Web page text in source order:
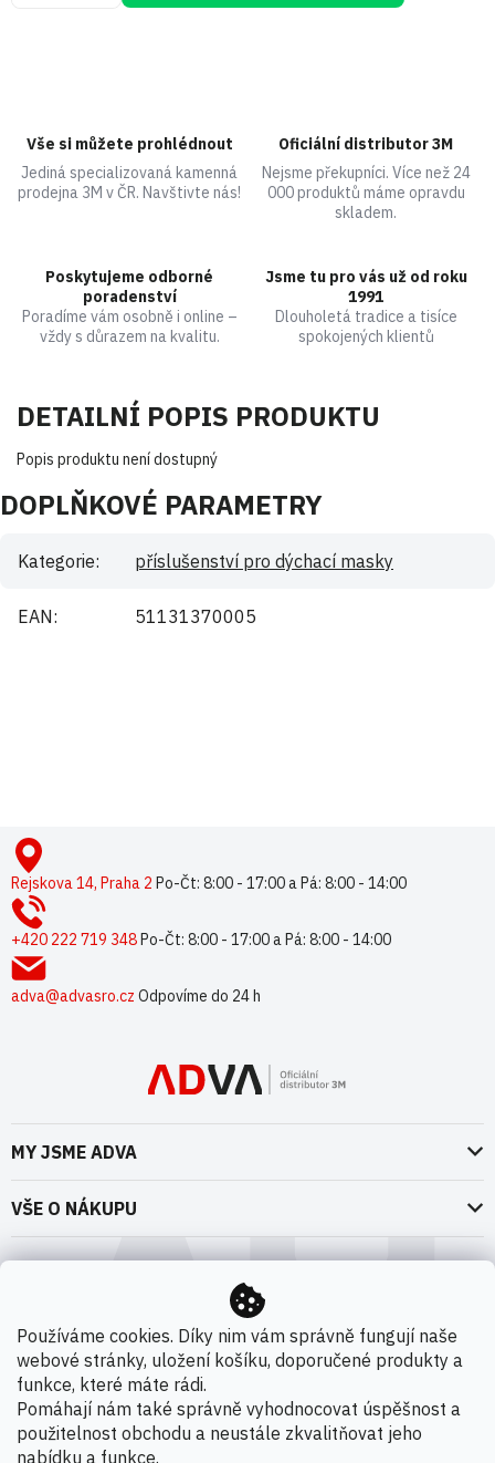
Používáme cookies. Díky nim vám správně fungují naše
webové stránky, uložení košíku, doporučené produkty a
funkce, které máte rádi.
Pomáhají nám také správně vyhodnocovat úspěšnost a
použitelnost obchodu a neustále zkvalitňovat jeho
nabídku a funkce.
Vše si můžete prohlédnout
Jediná specializovaná kamenná
prodejna 3M v ČR. Navštivte nás!
Oficiální distributor 3M
Nejsme překupníci. Více než 24
000 produktů máme opravdu
skladem.
Poskytujeme odborné
poradenství
Poradíme vám osobně i online –
vždy s důrazem na kvalitu.
Jsme tu pro vás už od roku
1991
Dlouholetá tradice a tisíce
spokojených klientů
DETAILNÍ POPIS PRODUKTU
Popis produktu není dostupný
DOPLŇKOVÉ PARAMETRY
Kategorie: příslušenství pro dýchací masky
EAN: 51131370005
pRejskova 14, Praha 2 Po-Čt: 8:00 - 17:00 a Pá: 8:00 - 14:00
+420 222 719 348Po-Čt: 8:00 - 17:00 a Pá: 8:00 - 14:00
adva@advasro.cz Odpovíme do 24 h
MY JSME ADVA
O nás
Naše dokumenty
Kontakty
Novinky
VŠE O NÁKUPU
Doprava a platba
VOP pro spotřebitele - fyzické osoby
VOP pro nakupující podnikatele
VOP Letectví / GT&C Aerospace
Zpracování osobních údajů
Kamenná prodejna
Možnosti platby